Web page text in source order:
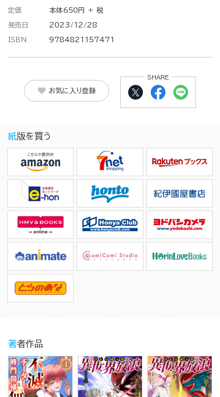
定価 本体650円 ＋ 税
発売日 2023/12/28
ISBN 9784821157471
お気に入り登録
SHARE
紙版を買う
著者作品